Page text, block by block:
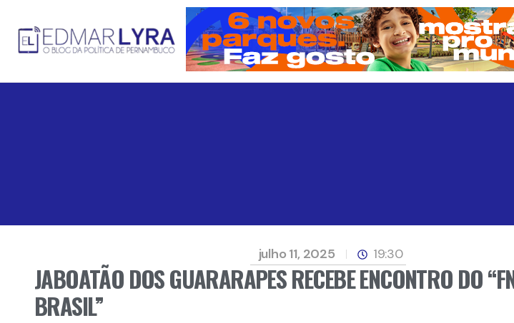
julho 11, 2025 19:30
JABOATÃO DOS GUARARAPES RECEBE ENCONTRO DO
BRASIL”